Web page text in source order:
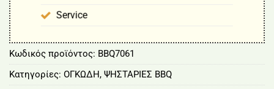
Service
Κωδικός προϊόντος: BBQ7061
Κατηγορίες: ΟΓΚΩΔΗ, ΨΗΣΤΑΡΙΕΣ BBQ